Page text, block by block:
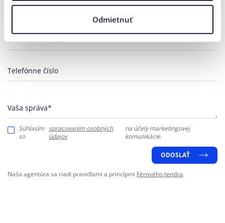
Odmietnuť
Vaše meno*
Telefónne číslo
Vaša správa*
Súhlasím
so
spracovaním osobných
údajov
na účely marketingovej
komunikácie.
ODOSLAŤ
Naša agentúra sa riadi pravidlami a princípmi Férového tendra.